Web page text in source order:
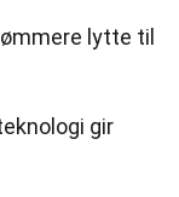
lytte til
gir